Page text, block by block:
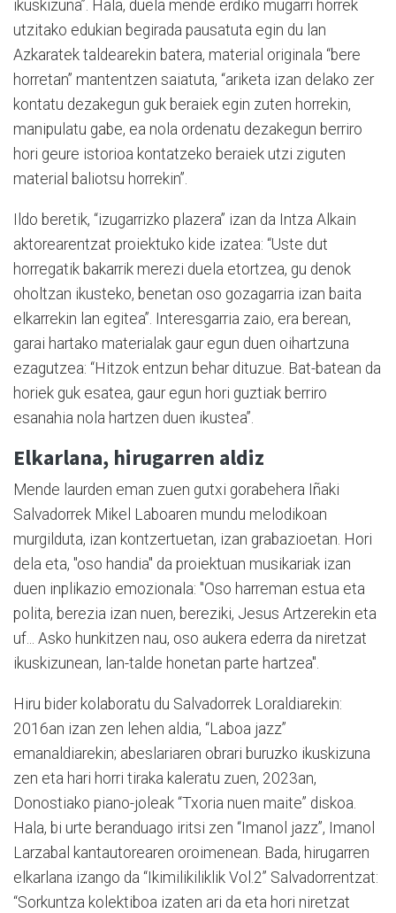
ikuskizuna”. Hala, duela mende erdiko mugarri horrek
utzitako edukian begirada pausatuta egin du lan
Azkaratek taldearekin batera, material originala “bere
horretan” mantentzen saiatuta, “ariketa izan delako zer
kontatu dezakegun guk beraiek egin zuten horrekin,
manipulatu gabe, ea nola ordenatu dezakegun berriro
hori geure istorioa kontatzeko beraiek utzi ziguten
material baliotsu horrekin”.
Ildo beretik, “izugarrizko plazera” izan da Intza Alkain
aktorearentzat proiektuko kide izatea: “Uste dut
horregatik bakarrik merezi duela etortzea, gu denok
oholtzan ikusteko, benetan oso gozagarria izan baita
elkarrekin lan egitea”. Interesgarria zaio, era berean,
garai hartako materialak gaur egun duen oihartzuna
ezagutzea: “Hitzok entzun behar dituzue. Bat-batean da
horiek guk esatea, gaur egun hori guztiak berriro
esanahia nola hartzen duen ikustea”.
Elkarlana, hirugarren aldiz
Mende laurden eman zuen gutxi gorabehera Iñaki
Salvadorrek Mikel Laboaren mundu melodikoan
murgilduta, izan kontzertuetan, izan grabazioetan. Hori
dela eta, "oso handia" da proiektuan musikariak izan
duen inplikazio emozionala: "Oso harreman estua eta
polita, berezia izan nuen, bereziki, Jesus Artzerekin eta
uf... Asko hunkitzen nau, oso aukera ederra da niretzat
ikuskizunean, lan-talde honetan parte hartzea".
Hiru bider kolaboratu du Salvadorrek Loraldiarekin:
2016an izan zen lehen aldia, “Laboa jazz”
emanaldiarekin; abeslariaren obrari buruzko ikuskizuna
zen eta hari horri tiraka kaleratu zuen, 2023an,
Donostiako piano-joleak “Txoria nuen maite” diskoa.
Hala, bi urte beranduago iritsi zen “Imanol jazz”, Imanol
Larzabal kantautorearen oroimenean. Bada, hirugarren
elkarlana izango da “Ikimilikiliklik Vol.2” Salvadorrentzat:
“Sorkuntza kolektiboa izaten ari da eta hori niretzat